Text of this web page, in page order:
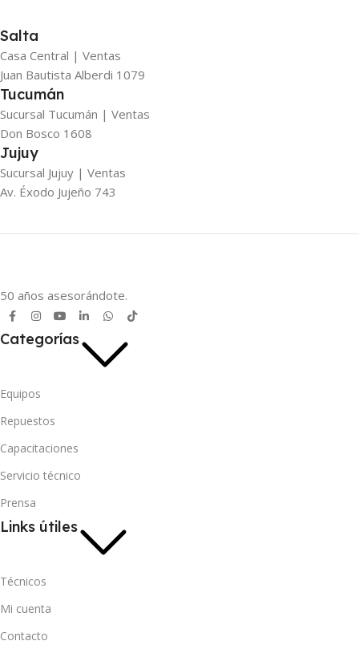
Salta
Casa Central | Ventas
Juan Bautista Alberdi 1079
Tucumán
Sucursal Tucumán | Ventas
Don Bosco 1608
Jujuy
Sucursal Jujuy | Ventas
Av. Éxodo Jujeño 743
50 años asesorándote.
Categorías
Equipos
Repuestos
Capacitaciones
Servicio técnico
Prensa
Links útiles
Técnicos
Mi cuenta
Contacto